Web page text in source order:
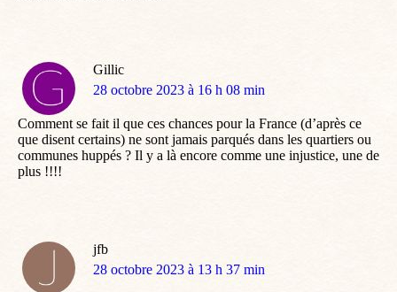
Gillic
dit
28 octobre 2023 à 16 h 08 min
Comment se fait il que ces chances pour la France (d’après ce
que disent certains) ne sont jamais parqués dans les quartiers ou
communes huppés ? Il y a là encore comme une injustice, une de
plus !!!!
jfb
dit
28 octobre 2023 à 13 h 37 min